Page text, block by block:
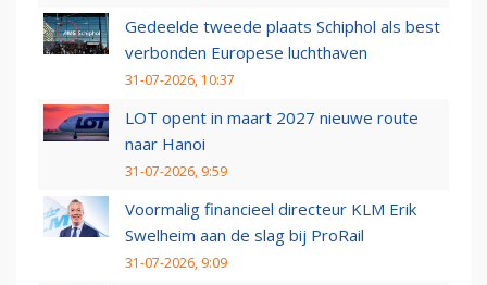
Gedeelde tweede plaats Schiphol als best
verbonden Europese luchthaven
31-07-2026, 10:37
LOT opent in maart 2027 nieuwe route
naar Hanoi
31-07-2026, 9:59
Voormalig financieel directeur KLM Erik
Swelheim aan de slag bij ProRail
31-07-2026, 9:09